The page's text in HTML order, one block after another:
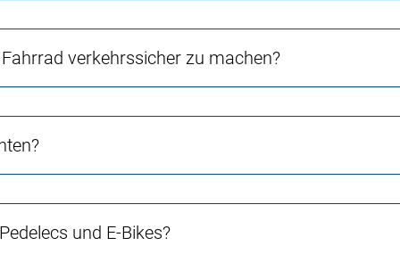
verkehrssicher zu machen?
und E-Bikes?